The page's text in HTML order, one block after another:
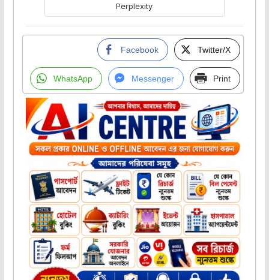
Perplexity
Facebook Twitter/X
WhatsApp Messenger Print